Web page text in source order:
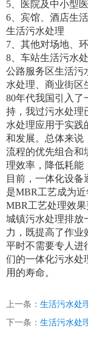
5 、医院及中小型
6 、宾馆、酒店生
生活污水处理
7 、其他对场地、
8 、车站生活污水
公路服务区生活污
水处理、商业街区
80年代我国引入了
持，我过污水处理
水处理应用于实践
和发展。总体来说
流程的优先组合和
理效率，降低耗能
目前，一体化设备
是MBR工艺成为
MBR工艺处理效
城镇污水处理排放
力，既提高了作业
平时不需要专人进
们的一体化污水处
用的寿命。
上一条： 生活污水处
下一条： 生活污水处